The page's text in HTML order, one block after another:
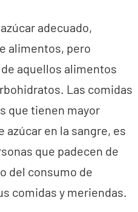
adecuado,
alimentos, pero
aquellos alimentos
Las comidas
que tienen mayor
en la sangre, es
que padecen de
del consumo de
comidas y meriendas.